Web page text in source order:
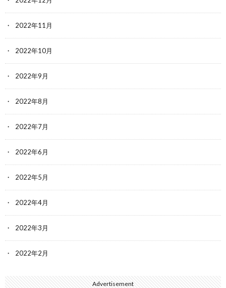
2022年11月
2022年10月
2022年9月
2022年8月
2022年7月
2022年6月
2022年5月
2022年4月
2022年3月
2022年2月
Advertisement